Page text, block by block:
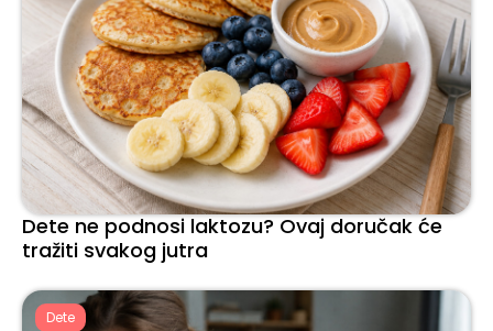
Dete ne podnosi laktozu? Ovaj doručak će
tražiti svakog jutra
Dete